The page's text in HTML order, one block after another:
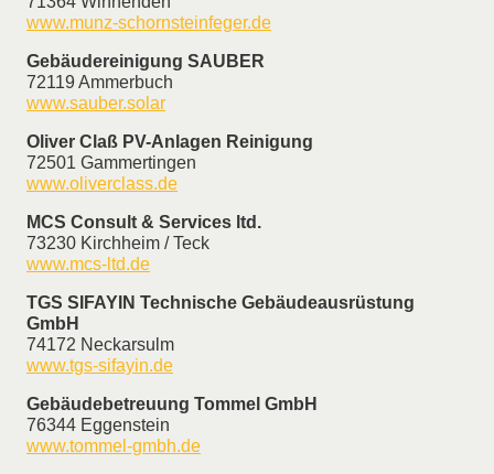
www.munz-schornsteinfeger.de
Gebäudereinigung SAUBER
72119 Ammerbuch
www.sauber.solar
Oliver Claß PV-Anlagen Reinigung
72501 Gammertingen
www.oliverclass.de
MCS Consult & Services ltd.
73230 Kirchheim / Teck
www.mcs-ltd.de
TGS SIFAYIN Technische Gebäudeausrüstung
GmbH
74172 Neckarsulm
www.tgs-sifayin.de
Gebäudebetreuung Tommel GmbH
76344 Eggenstein
www.tommel-gmbh.de